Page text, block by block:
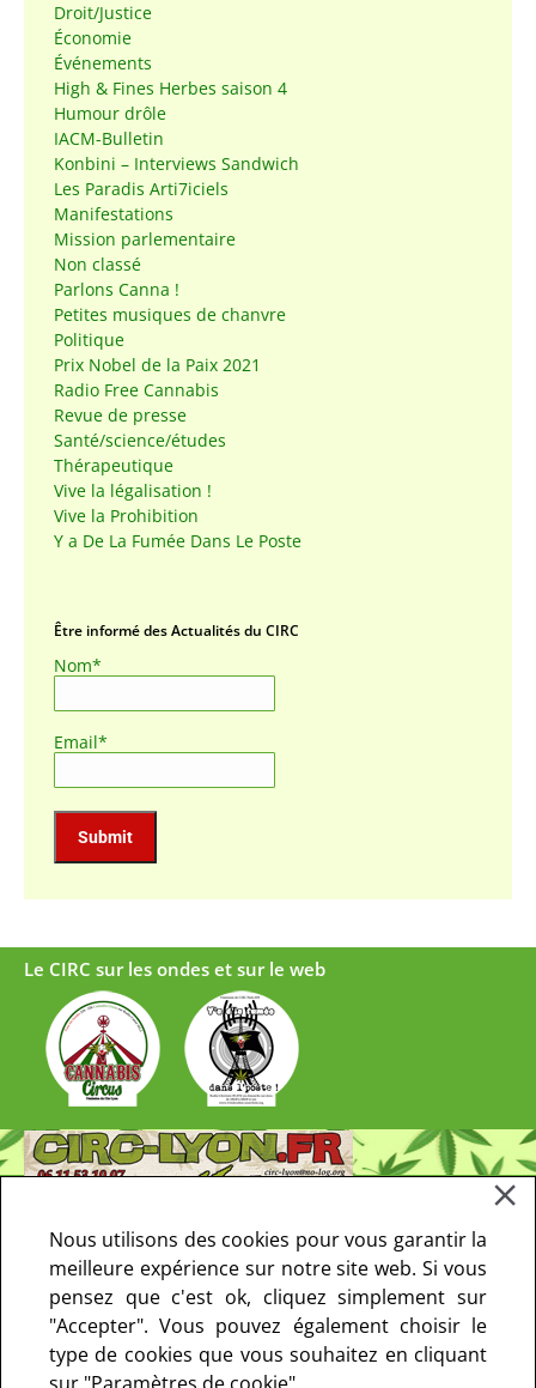
Droit/Justice
Économie
Événements
High & Fines Herbes saison 4
Humour drôle
IACM-Bulletin
Konbini – Interviews Sandwich
Les Paradis Arti7iciels
Manifestations
Mission parlementaire
Non classé
Parlons Canna !
Petites musiques de chanvre
Politique
Prix Nobel de la Paix 2021
Radio Free Cannabis
Revue de presse
Santé/science/études
Thérapeutique
Vive la légalisation !
Vive la Prohibition
Y a De La Fumée Dans Le Poste
Être informé des Actualités du CIRC
Nom*
Email*
Le CIRC sur les ondes et sur le web
Nous utilisons des cookies pour vous garantir la
meilleure expérience sur notre site web. Si vous
pensez que c'est ok, cliquez simplement sur
"Accepter". Vous pouvez également choisir le
type de cookies que vous souhaitez en cliquant